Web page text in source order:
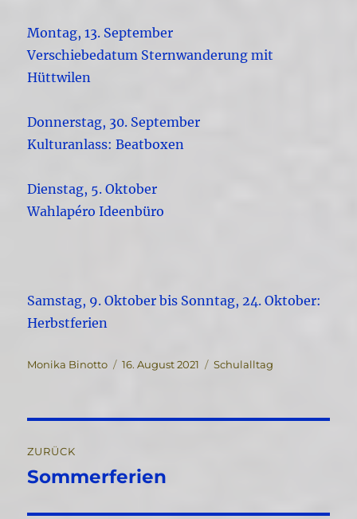
Montag, 13. September
Verschiebedatum Sternwanderung mit
Hüttwilen
Donnerstag, 30. September
Kulturanlass: Beatboxen
Dienstag, 5. Oktober
Wahlapéro Ideenbüro
Samstag, 9. Oktober bis Sonntag, 24. Oktober:
Herbstferien
Autor
Monika Binotto
Veröffentlicht
16. August 2021 Kategorien
Schulalltag
ZURÜCK
Vorheriger
Sommerferien